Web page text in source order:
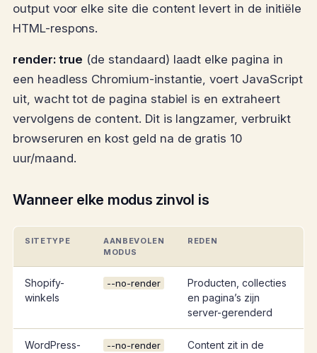
output voor elke site die content levert in de initiële
HTML-respons.
render: true (de standaard) laadt elke pagina in
een headless Chromium-instantie, voert JavaScript
uit, wacht tot de pagina stabiel is en extraheert
vervolgens de content. Dit is langzamer, verbruikt
browseruren en kost geld na de gratis 10
uur/maand.
Wanneer elke modus zinvol is
SITETYPE
AANBEVOLEN
MODUS
REDEN
Shopify-
winkels
--no-render
Producten, collecties
en pagina’s zijn
server-gerenderd
WordPress-
--no-render
Content zit in de